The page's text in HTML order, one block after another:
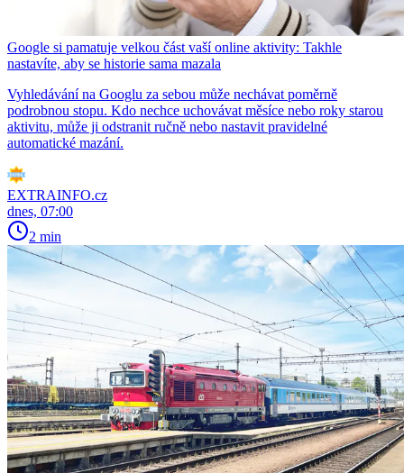
Google si pamatuje velkou část vaší online aktivity: Takhle
nastavíte, aby se historie sama mazala
Vyhledávání na Googlu za sebou může nechávat poměrně
podrobnou stopu. Kdo nechce uchovávat měsíce nebo roky starou
aktivitu, může ji odstranit ručně nebo nastavit pravidelné
automatické mazání.
EXTRAINFO.cz
dnes, 07:00
2 min